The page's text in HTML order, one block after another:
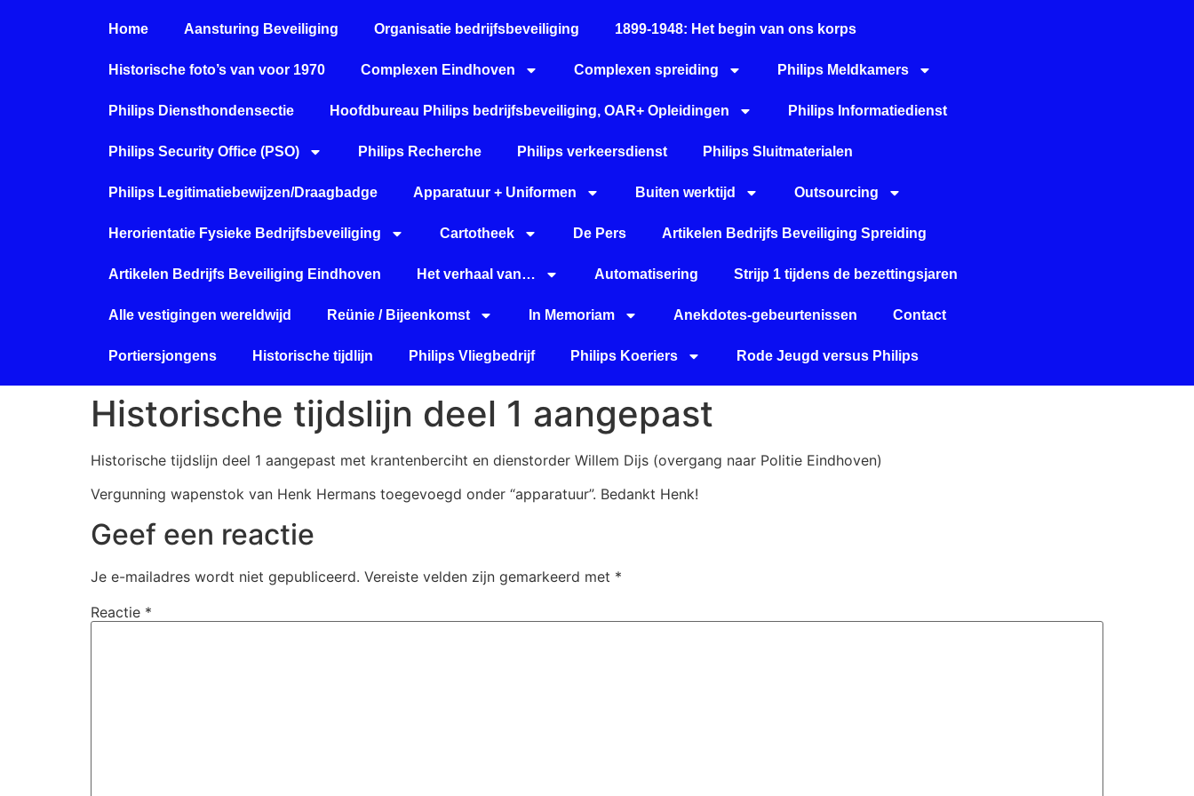
Home Aansturing Beveiliging Organisatie bedrijfsbeveiliging 1899-1948: Het begin van ons korps
Historische foto’s van voor 1970 Complexen Eindhoven Complexen spreiding Philips Meldkamers
Philips Diensthondensectie Hoofdbureau Philips bedrijfsbeveiliging, OAR+ Opleidingen Philips Informatiedienst
Philips Security Office (PSO) Philips Recherche Philips verkeersdienst Philips Sluitmaterialen
Philips Legitimatiebewijzen/Draagbadge Apparatuur + Uniformen Buiten werktijd Outsourcing
Herorientatie Fysieke Bedrijfsbeveiliging Cartotheek De Pers Artikelen Bedrijfs Beveiliging Spreiding
Artikelen Bedrijfs Beveiliging Eindhoven Het verhaal van… Automatisering Strijp 1 tijdens de bezettingsjaren
Alle vestigingen wereldwijd Reünie / Bijeenkomst In Memoriam Anekdotes-gebeurtenissen Contact
Portiersjongens Historische tijdlijn Philips Vliegbedrijf Philips Koeriers Rode Jeugd versus Philips
Historische tijdslijn deel 1 aangepast
Historische tijdslijn deel 1 aangepast met krantenberciht en dienstorder Willem Dijs (overgang naar Politie Eindhoven)
Vergunning wapenstok van Henk Hermans toegevoegd onder “apparatuur”. Bedankt Henk!
Geef een reactie
Je e-mailadres wordt niet gepubliceerd. Vereiste velden zijn gemarkeerd met *
Reactie *